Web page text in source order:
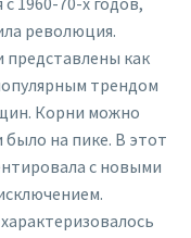
революция.
как
трендом
Корни можно
на пике. В этот
с новыми